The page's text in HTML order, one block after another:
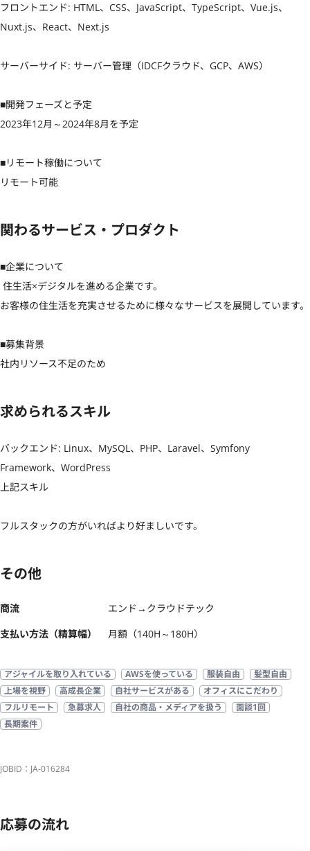
フロントエンド: HTML、CSS、JavaScript、TypeScript、Vue.js、
Nuxt.js、React、Next.js
サーバーサイド: サーバー管理（IDCFクラウド、GCP、AWS）
■開発フェーズと予定
2023年12月～2024年8月を予定
■リモート稼働について
リモート可能
関わるサービス・プロダクト
■企業について
お客様の住生活を充実させるために様々なサービスを展開しています。
■募集背景
社内リソース不足のため
求められるスキル
バックエンド: Linux、MySQL、PHP、Laravel、Symfony
Framework、WordPress
上記スキル
フルスタックの方がいればより好ましいです。
その他
商流
エンド→クラウドテック
支払い方法（精算幅）
月額（140H～180H）
アジャイルを取り入れている AWSを使っている 服装自由
髪型自由
上場を視野
高成長企業 自社サービスがある
オフィスにこだわり
フルリモート
急募求人 自社の商品・メディアを扱う
面談1回
長期案件
JOBID：JA-016284
応募の流れ